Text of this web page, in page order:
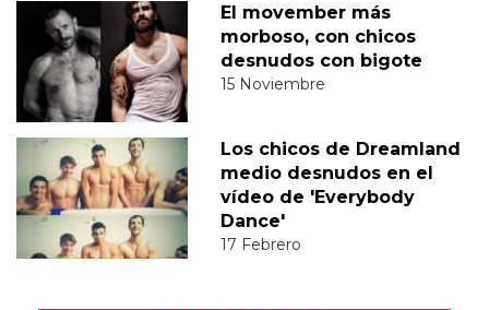
El movember más
morboso, con chicos
desnudos con bigote
15 Noviembre
Los chicos de Dreamland
medio desnudos en el
vídeo de 'Everybody
Dance'
17 Febrero